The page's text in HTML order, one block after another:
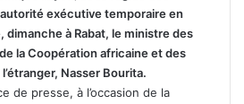
autorité exécutive temporaire en
dimanche à Rabat, le ministre des
la Coopération africaine et des
Nasser Bourita.
de presse, à l’occasion de la